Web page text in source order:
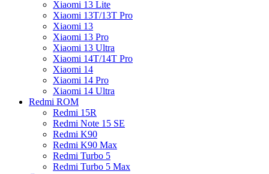
Xiaomi 13 Lite
Xiaomi 13T/13T Pro
Xiaomi 13
Xiaomi 13 Pro
Xiaomi 13 Ultra
Xiaomi 14T/14T Pro
Xiaomi 14
Xiaomi 14 Pro
Xiaomi 14 Ultra
Redmi ROM
Redmi 15R
Redmi Note 15 SE
Redmi K90
Redmi K90 Max
Redmi Turbo 5
Redmi Turbo 5 Max